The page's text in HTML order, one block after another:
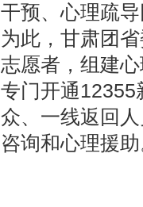
干预、心理疏
为此，甘肃团
志愿者，组建
专门开通12355
众、一线返回
咨询和心理援